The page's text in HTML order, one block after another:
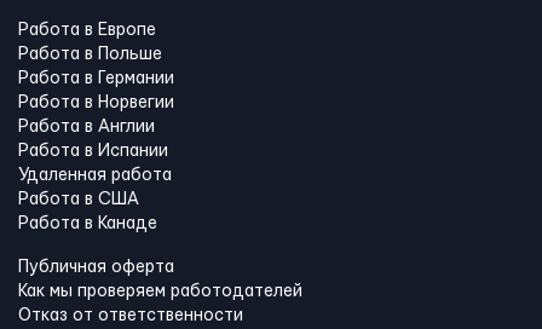
Работа в Европе
Работа в Польше
Работа в Германии
Работа в Норвегии
Работа в Англии
Работа в Испании
Удаленная работа
Работа в США
Работа в Канадe
Публичная оферта
Как мы проверяем работодателей
Отказ от ответственности